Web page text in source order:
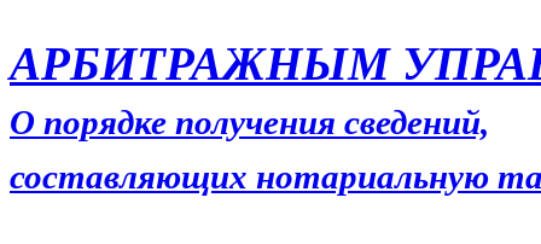
АРБИТРАЖНЫМ
О порядке получения сведений,
составляющих нотариальную